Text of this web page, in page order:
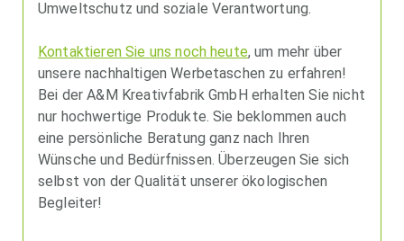
Umweltschutz und soziale Verantwortung.
Kontaktieren Sie uns noch heute, um mehr über
unsere nachhaltigen Werbetaschen zu erfahren!
Bei der A&M Kreativfabrik GmbH erhalten Sie nicht
nur hochwertige Produkte. Sie beklommen auch
eine persönliche Beratung ganz nach Ihren
Wünsche und Bedürfnissen. Überzeugen Sie sich
selbst von der Qualität unserer ökologischen
Begleiter!